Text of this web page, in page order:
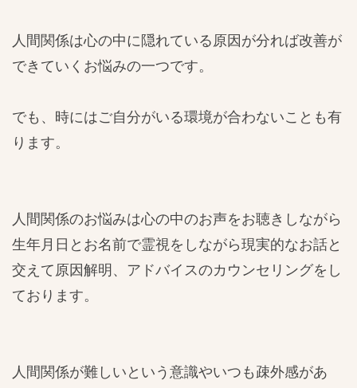
人間関係は心の中に隠れている原因が分れば改善が
できていくお悩みの一つです。
でも、時にはご自分がいる環境が合わないことも有
ります。
人間関係のお悩みは心の中のお声をお聴きしながら
生年月日とお名前で霊視をしながら現実的なお話と
交えて原因解明、アドバイスのカウンセリングをし
ております。
人間関係が難しいという意識やいつも疎外感があ